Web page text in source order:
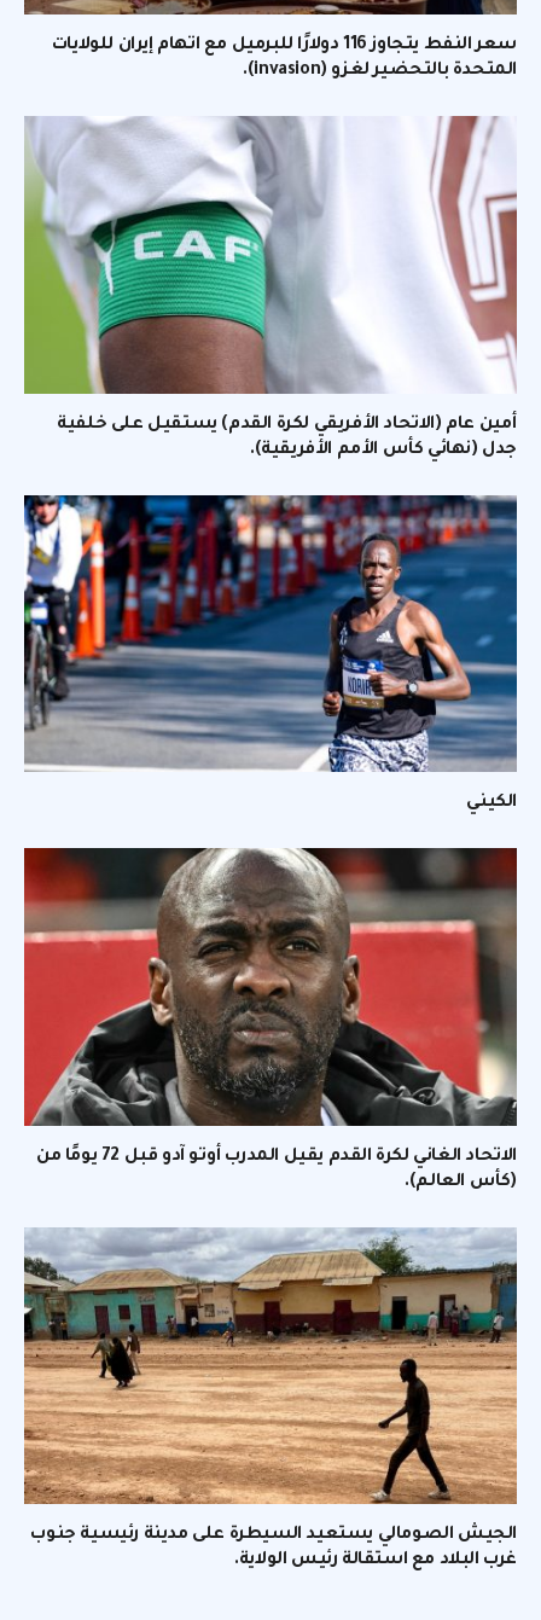
سعر النفط يتجاوز 116 دولارًا للبرميل مع اتهام إيران للولايات
المتحدة بالتحضير لغزو (invasion).
أمين عام (الاتحاد الأفريقي لكرة القدم) يستقيل على خلفية
جدل (نهائي كأس الأمم الأفريقية).
الكيني
الاتحاد الغاني لكرة القدم يقيل المدرب أوتو آدو قبل 72 يومًا من
(كأس العالم).
الجيش الصومالي يستعيد السيطرة على مدينة رئيسية جنوب
غرب البلاد مع استقالة رئيس الولاية.